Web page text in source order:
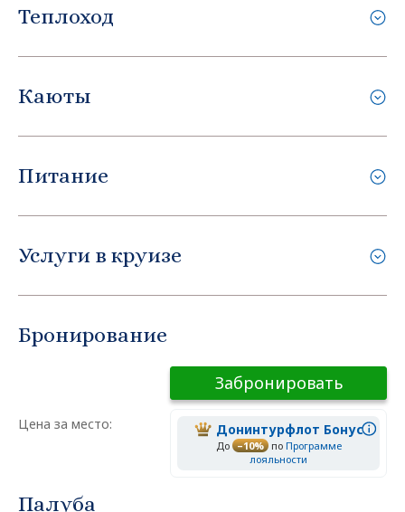
Теплоход
Каюты
Питание
Услуги в круизе
Бронирование
Цена за место:
Забронировать
Донинтурфлот Бонус
До –10% по Программе
лояльности
Палуба